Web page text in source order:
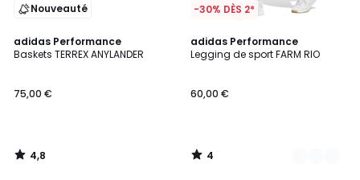
Nouveauté
adidas Performance
Baskets TERREX ANYLANDER
75,00 €
4,8
/ 5
4,8
/
-30% DÈS 2*
adidas Performance
Legging de sport FARM RIO
60,00 €
4
/
2
Couleurs
4
/